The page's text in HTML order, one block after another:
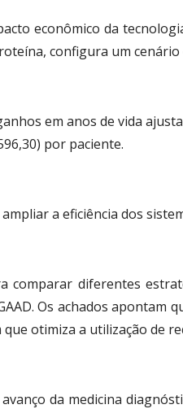
econômico da
configura um
em anos de vida
por paciente.
a eficiência dos
diferentes
Os achados
otimiza a utilização de
da medicina